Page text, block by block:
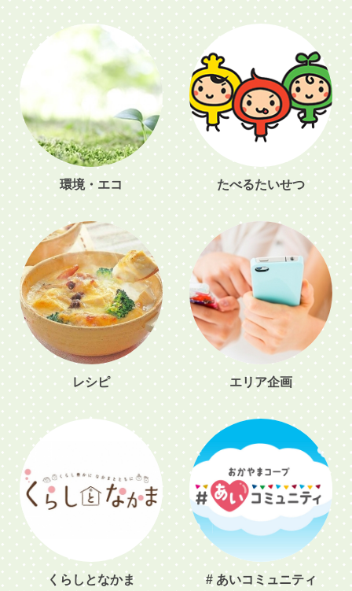
環境・エコ たべるたいせつ
レシピ エリア企画
くらしとなかま # あいコミュニティ